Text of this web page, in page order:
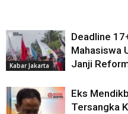
Kabar Jakarta
Deadline
Mahasiswa
Janji
Eks
Tersangka